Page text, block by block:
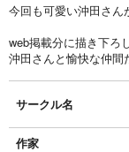
今回も可愛い沖田さん
web掲載分に描き下ろ
沖田さんと愉快な仲間
サークル名
作家